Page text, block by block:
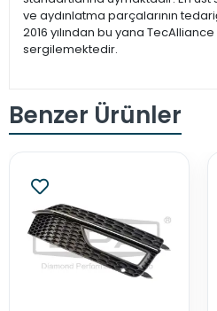
ve aydınlatma parçalarının
2016 yılından bu yana
sergilemektedir.
Benzer Ürünler